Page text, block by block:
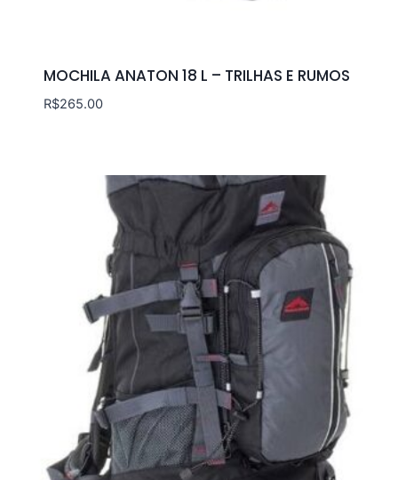
MOCHILA ANATON 18 L – TRILHAS E RUMOS
R$265.00